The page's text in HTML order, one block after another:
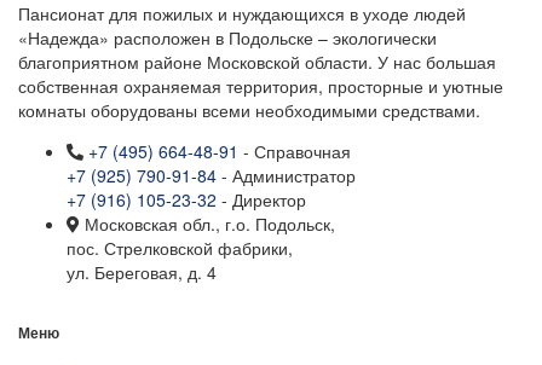
Пансионат для пожилых и нуждающихся в уходе людей
«Надежда» расположен в Подольске – экологически
благоприятном районе Московской области. У нас большая
собственная охраняемая территория, просторные и уютные
комнаты оборудованы всеми необходимыми средствами.
+7 (495) 664-48-91 - Справочная
+7 (925) 790-91-84 - Администратор
+7 (916) 105-23-32 - Директор
Московская обл., г.о. Подольск,
пос. Стрелковской фабрики,
ул. Береговая, д. 4
Меню